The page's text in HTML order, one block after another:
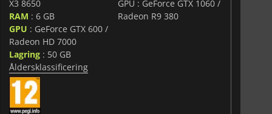
X3 8650
RAM : 6 GB
GPU : GeForce GTX 600 /
Radeon HD 7000
Lagring: 50 GB
GPU : GeForce GTX 1060 /
Radeon R9 380
Åldersklassificering